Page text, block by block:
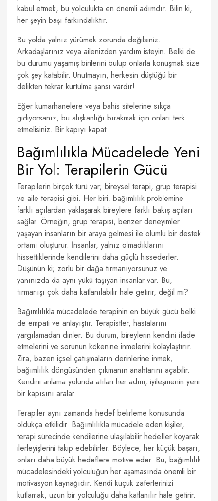
kabul etmek, bu yolculukta en önemli adımdır. Bilin ki,
her şeyin başı farkındalıktır.
Bu yolda yalnız yürümek zorunda değilsiniz.
Arkadaşlarınız veya ailenizden yardım isteyin. Belki de
bu durumu yaşamış birilerini bulup onlarla konuşmak size
çok şey katabilir. Unutmayın, herkesin düştüğü bir
delikten tekrar kurtulma şansı vardır!
Eğer kumarhanelere veya bahis sitelerine sıkça
gidiyorsanız, bu alışkanlığı bırakmak için onları terk
etmelisiniz. Bir kapıyı kapat
Bağımlılıkla Mücadelede Yeni
Bir Yol: Terapilerin Gücü
Terapilerin birçok türü var; bireysel terapi, grup terapisi
ve aile terapisi gibi. Her biri, bağımlılık problemine
farklı açılardan yaklaşarak bireylere farklı bakış açıları
sağlar. Örneğin, grup terapisi, benzer deneyimler
yaşayan insanların bir araya gelmesi ile olumlu bir destek
ortamı oluşturur. İnsanlar, yalnız olmadıklarını
hissettiklerinde kendilerini daha güçlü hissederler.
Düşünün ki; zorlu bir dağa tırmanıyorsunuz ve
yanınızda da aynı yükü taşıyan insanlar var. Bu,
tırmanışı çok daha katlanılabilir hale getirir, değil mi?
Bağımlılıkla mücadelede terapinin en büyük gücü belki
de empati ve anlayıştır. Terapistler, hastalarını
yargılamadan dinler. Bu durum, bireylerin kendini ifade
etmelerini ve sorunun kökenine inmelerini kolaylaştırır.
Zira, bazen içsel çatışmaların derinlerine inmek,
bağımlılık döngüsünden çıkmanın anahtarını açabilir.
Kendini anlama yolunda atılan her adım, iyileşmenin yeni
bir kapısını aralar.
Terapiler aynı zamanda hedef belirleme konusunda
oldukça etkilidir. Bağımlılıkla mücadele eden kişiler,
terapi sürecinde kendilerine ulaşılabilir hedefler koyarak
ilerleyişlerini takip edebilirler. Böylece, her küçük başarı,
onları daha büyük hedeflere motive eder. Bu, bağımlılık
mücadelesindeki yolculuğun her aşamasında önemli bir
motivasyon kaynağıdır. Kendi küçük zaferlerinizi
kutlamak, uzun bir yolculuğu daha katlanılır hale getirir.